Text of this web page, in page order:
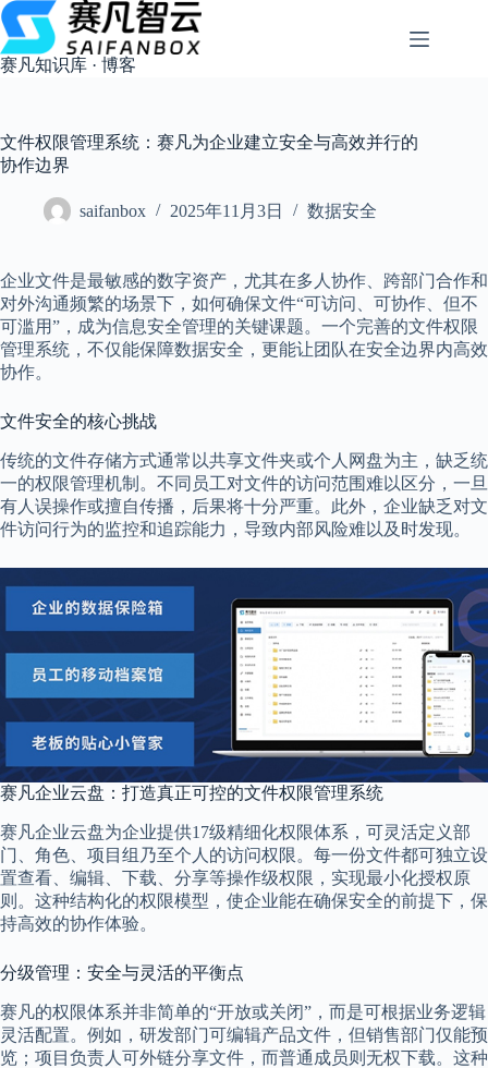
跳
过
内
容
赛凡知识库 · 博客
文件权限管理系统：赛凡为企业建立安全与高效并行的
协作边界
saifanbox 2025年11月3日 数据安全
企业文件是最敏感的数字资产，尤其在多人协作、跨部门合作和
对外沟通频繁的场景下，如何确保文件“可访问、可协作、但不
可滥用”，成为信息安全管理的关键课题。一个完善的文件权限
管理系统，不仅能保障数据安全，更能让团队在安全边界内高效
协作。
文件安全的核心挑战
传统的文件存储方式通常以共享文件夹或个人网盘为主，缺乏统
一的权限管理机制。不同员工对文件的访问范围难以区分，一旦
有人误操作或擅自传播，后果将十分严重。此外，企业缺乏对文
件访问行为的监控和追踪能力，导致内部风险难以及时发现。
赛凡企业云盘：打造真正可控的文件权限管理系统
赛凡企业云盘为企业提供17级精细化权限体系，可灵活定义部
门、角色、项目组乃至个人的访问权限。每一份文件都可独立设
置查看、编辑、下载、分享等操作级权限，实现最小化授权原
则。这种结构化的权限模型，使企业能在确保安全的前提下，保
持高效的协作体验。
分级管理：安全与灵活的平衡点
赛凡的权限体系并非简单的“开放或关闭”，而是可根据业务逻辑
灵活配置。例如，研发部门可编辑产品文件，但销售部门仅能预
览；项目负责人可外链分享文件，而普通成员则无权下载。这种